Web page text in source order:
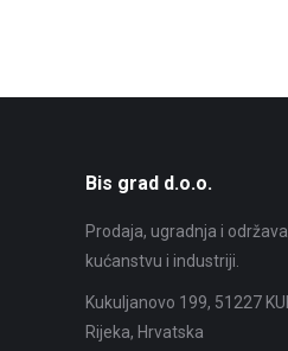
Bis grad d.o.o.
Prodaja, ugradnja i
kućanstvu i industriji.
Kukuljanovo 199, 51227
Rijeka, Hrvatska